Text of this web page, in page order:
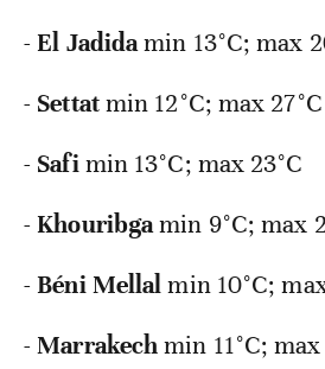
-El Jadidamin 13°C; max
- Settatmin 12°C; max 27°C
- Safimin 13°C; max 23°C
-Khouribgamin 9°C; max
-Béni Mellalmin 10°C;
-Marrakechmin 11°C; max